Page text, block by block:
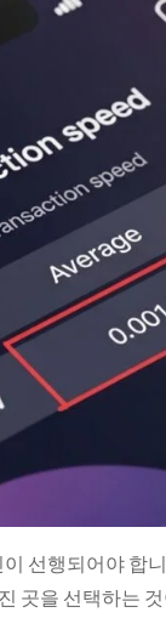
선행되어야 합
곳을 선택하는